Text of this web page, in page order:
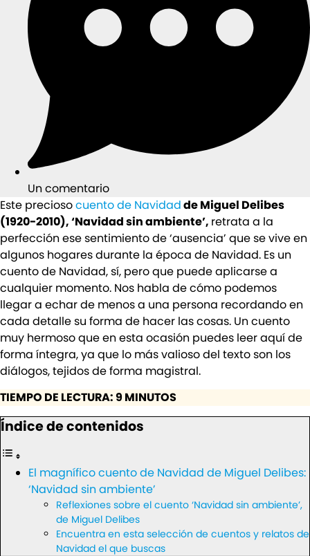
Un comentario
Este preciosocuento de Navidadde Miguel Delibes
(1920-2010), ‘Navidad sin ambiente’, retrata a la
perfección ese sentimiento de ‘ausencia’ que se vive en
algunos hogares durante la época de Navidad. Es un
cuento de Navidad, sí, pero que puede aplicarse a
cualquier momento. Nos habla de cómo podemos
llegar a echar de menos a una persona recordando en
cada detalle su forma de hacer las cosas. Un cuento
muy hermoso que en esta ocasión puedes leer aquí de
forma íntegra, ya que lo más valioso del texto son los
diálogos, tejidos de forma magistral.
TIEMPO DE LECTURA: 9 MINUTOS
Índice de contenidos
El magnífico cuento de Navidad de Miguel Delibes:
‘Navidad sin ambiente’
Reflexiones sobre el cuento ‘Navidad sin ambiente’,
de Miguel Delibes
Encuentra en esta selección de cuentos y relatos de
Navidad el que buscas